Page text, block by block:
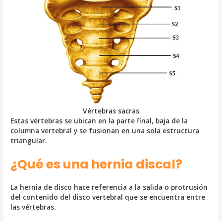
Vértebras sacras
Estas vértebras se ubican en la parte final, baja de la
columna vertebral y se fusionan en una sola estructura
triangular.
¿Qué es una hernia discal?
La hernia de disco hace referencia a la salida o protrusión
del contenido del disco vertebral que se encuentra entre
las vértebras.